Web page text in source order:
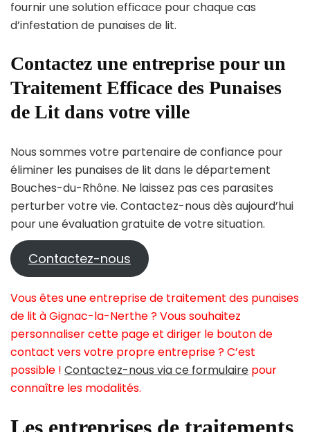
fournir une solution efficace pour chaque cas
d’infestation de punaises de lit.
Contactez une entreprise pour un
Traitement Efficace des Punaises
de Lit dans votre ville
Nous sommes votre partenaire de confiance pour
éliminer les punaises de lit dans le département
Bouches-du-Rhône. Ne laissez pas ces parasites
perturber votre vie. Contactez-nous dès aujourd’hui
pour une évaluation gratuite de votre situation.
Contactez-nous
Vous êtes une entreprise de traitement des punaises
de lit à Gignac-la-Nerthe ? Vous souhaitez
personnaliser cette page et diriger le bouton de
contact vers votre propre entreprise ? C’est
possible ! Contactez-nous via ce formulaire pour
connaître les modalités.